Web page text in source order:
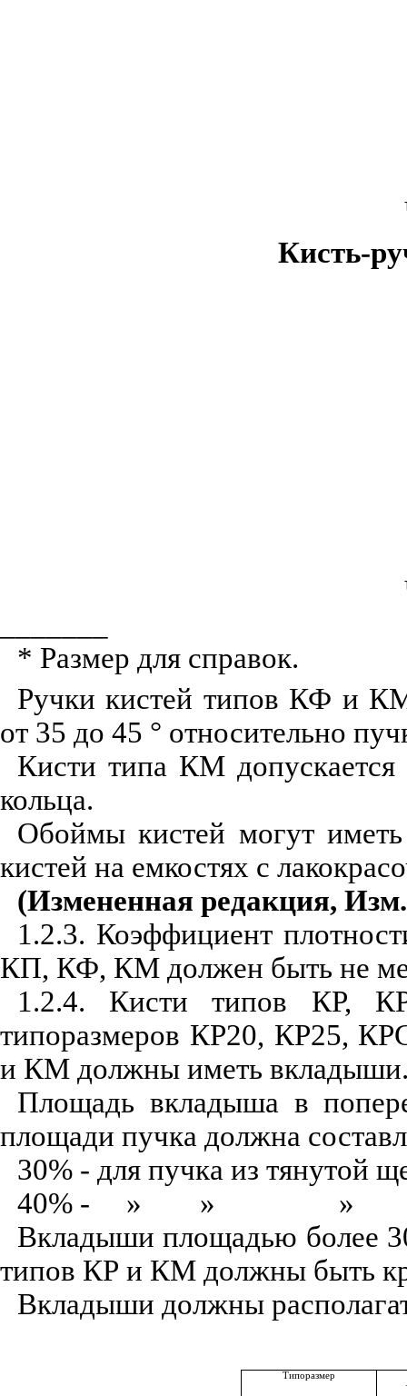
Кисть-
* Размер для справок.
Ручки кистей типов КФ и КМ
от 35 до 45 ° относительно
Кисти типа КМ допускается
кольца.
Обоймы кистей могут
кистей на емкостях с
(Измененная редакция,
1.2.3. Коэффициент
КП, КФ, КМ должен быть не
1.2.4. Кисти типов КР,
типоразмеров КР20, КР25,
и КМ должны иметь
Площадь вкладыша в
площади пучка должна
30% - для пучка из тянутой
40% -
» »
»
Вкладыши площадью более
типов КР и КМ должны быть
Вкладыши должны
Типоразмер